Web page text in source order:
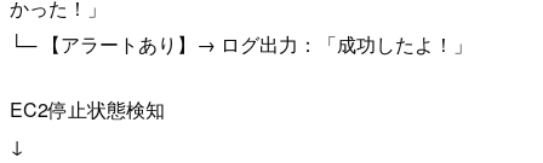
かった！」
└─ 【アラートあり】→ ログ出力：「成功したよ！」
EC2停止状態検知
↓